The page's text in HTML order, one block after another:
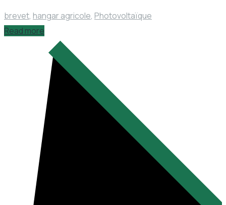
brevet, hangar agricole, Photovoltaïque
Read more